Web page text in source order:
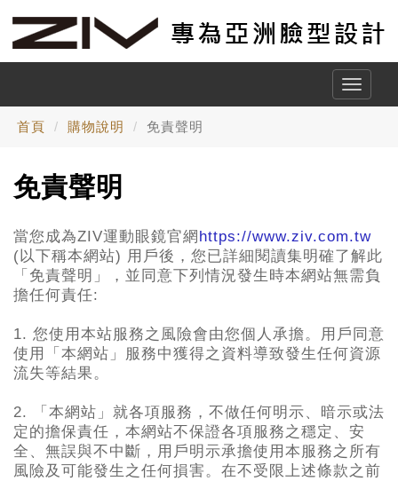
Toggle
首頁 購物說明 免責聲明
免責聲明
當您成為ZIV運動眼鏡官網 https://www.ziv.com.tw
(以下稱本網站) 用戶後，您已詳細閱讀集明確了解此
「免責聲明」，並同意下列情況發生時本網站無需負
擔任何責任:
1. 您使用本站服務之風險會由您個人承擔。用戶同意
使用「本網站」服務中獲得之資料導致發生任何資源
流失等結果。
2.
「本網站」就各項服務，不做任何明示、暗示或法
定的擔保責任，本網站不保證各項服務之穩定、安
全、無誤與不中斷，用戶明示承擔使用本服務之所有
風險及可能發生之任何損害。在不受限上述條款之前